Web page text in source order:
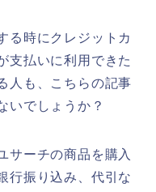
る時にクレジットカ
支払いに利用できた
人も、こちらの記事
いでしょうか？
サーチの商品を購入
行振り込み、代引な